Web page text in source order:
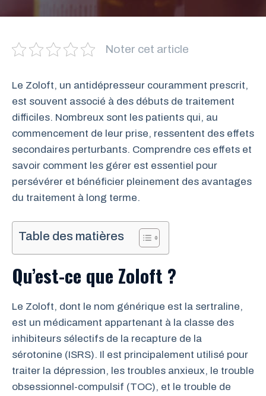
Noter cet article
Le Zoloft, un antidépresseur couramment prescrit,
est souvent associé à des débuts de traitement
difficiles. Nombreux sont les patients qui, au
commencement de leur prise, ressentent des effets
secondaires perturbants. Comprendre ces effets et
savoir comment les gérer est essentiel pour
persévérer et bénéficier pleinement des avantages
du traitement à long terme.
Table des matières
Qu’est-ce que Zoloft ?
Le Zoloft, dont le nom générique est la sertraline,
est un médicament appartenant à la classe des
inhibiteurs sélectifs de la recapture de la
sérotonine (ISRS). Il est principalement utilisé pour
traiter la dépression, les troubles anxieux, le trouble
obsessionnel-compulsif (TOC), et le trouble de